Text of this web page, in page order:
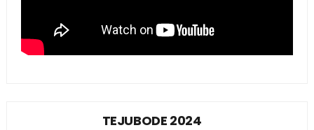
TEJUBODE 2024